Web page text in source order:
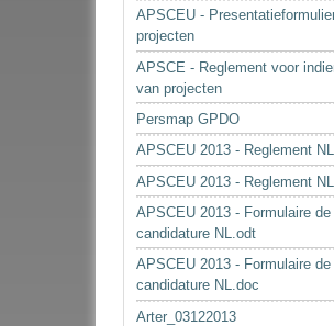
APSCEU -
projecten
APSCE - Reglement voor
van projecten
Persmap GPDO
APSCEU 2013 - Reglement
APSCEU 2013 - Reglement
APSCEU 2013 - Formulaire de
candidature NL.odt
APSCEU 2013 - Formulaire de
candidature NL.doc
Arter_03122013